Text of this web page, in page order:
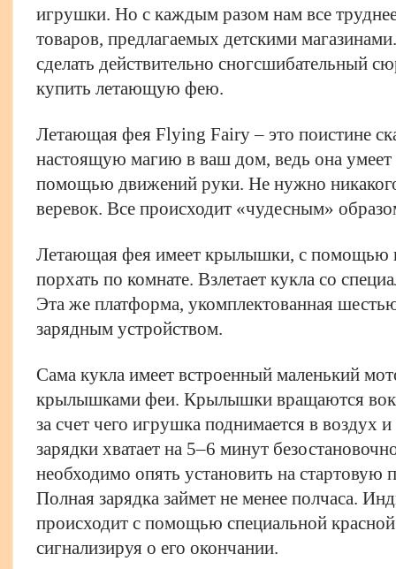
игрушки. Но с каждым разом нам все
товаров, предлагаемых детскими
сделать действительно сногсшибательный
купить летающую фею.
Летающая фея Flying Fairy – это поистине
настоящую магию в ваш дом, ведь она умеет
помощью движений руки. Не нужно
веревок. Все происходит «чудесным»
Летающая фея имеет крылышки, с помощью
порхать по комнате. Взлетает кукла со
Эта же платформа, укомплектованная
зарядным устройством.
Сама кукла имеет встроенный маленький
крылышками феи. Крылышки вращаются
за счет чего игрушка поднимается в воздух
зарядки хватает на 5–6 минут
необходимо опять установить на стартовую
Полная зарядка займет не менее полчаса.
происходит с помощью специальной красной
сигнализируя о его окончании.